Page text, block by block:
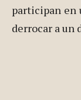
participan en
derrocar a un